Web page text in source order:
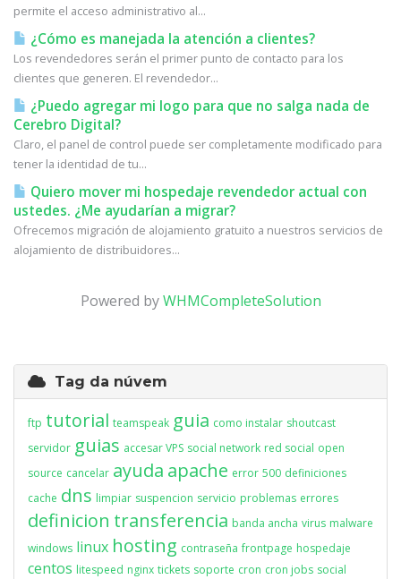
permite el acceso administrativo al...
¿Cómo es manejada la atención a clientes?
Los revendedores serán el primer punto de contacto para los
clientes que generen. El revendedor...
¿Puedo agregar mi logo para que no salga nada de
Cerebro Digital?
Claro, el panel de control puede ser completamente modificado para
tener la identidad de tu...
Quiero mover mi hospedaje revendedor actual con
ustedes. ¿Me ayudarían a migrar?
Ofrecemos migración de alojamiento gratuito a nuestros servicios de
alojamiento de distribuidores...
Powered byWHMCompleteSolution
Tag da núvem
ftp tutorial teamspeak guia como instalar shoutcast
servidor guias accesar VPS social network red social open
source cancelar ayuda apache error 500 definiciones
cache dns limpiar suspencion servicio problemas errores
definicion transferencia banda ancha virus malware
windows linux hosting contraseña frontpage hospedaje
centos litespeed nginx tickets soporte cron cron jobs social